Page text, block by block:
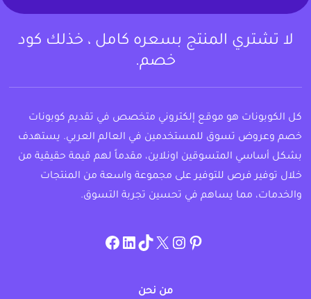
لا تشتري المنتج بسعره كامل ، خذلك كود
خصم.
كل الكوبونات هو موقع إلكتروني متخصص في تقديم كوبونات
خصم وعروض تسوق للمستخدمين في العالم العربي. يستهدف
بشكل أساسي المتسوقين اونلاين، مقدماً لهم قيمة حقيقية من
خلال توفير فرص للتوفير على مجموعة واسعة من المنتجات
والخدمات، مما يساهم في تحسين تجربة التسوق.
pinterest
allcouponat
twitter
TikTok
linkedin
facebook
من نحن